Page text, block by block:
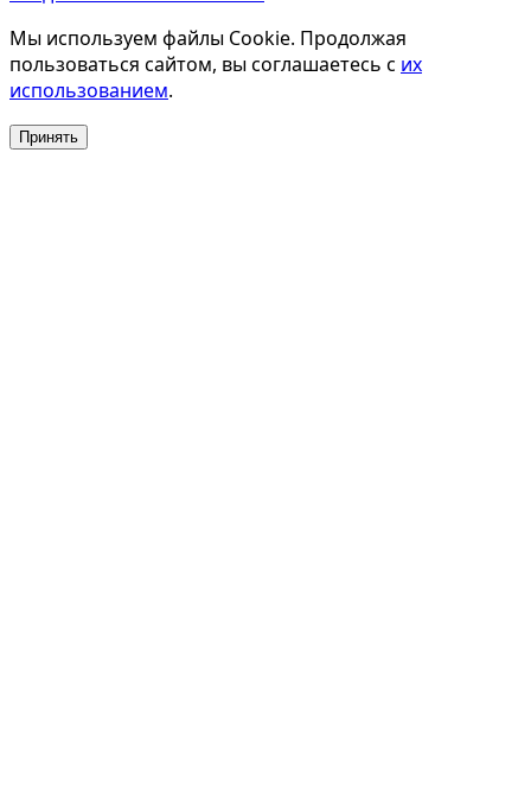
Мы используем файлы Cookie. Продолжая
пользоваться сайтом, вы соглашаетесь с их
использованием.
Принять